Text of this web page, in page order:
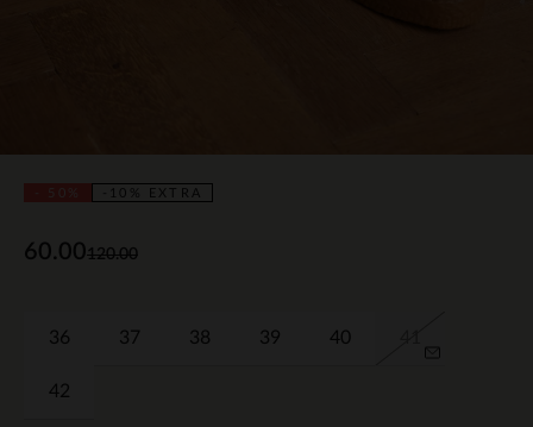
-10% EXTRA
120.00
60.00
36 37 38 39 40
42